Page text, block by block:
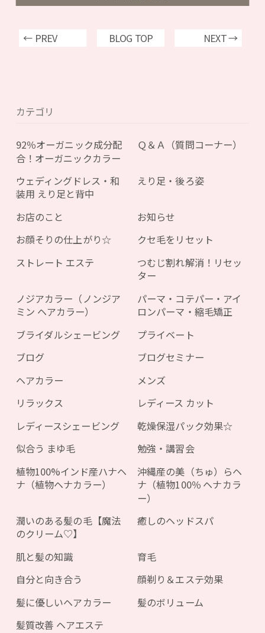
← PREV BLOG TOP NEXT →
カテゴリ
92％オーガニック成分配
合！オーガニックカラー
Ｑ＆Ａ（質問コーナー）
ウェディングドレス・和
装用 えり足と背中
えり足・後ろ姿
お店のこと
お知らせ
お顔そりの仕上がり☆
クセ毛をリセット
ストレート エステ
つむじ割れ解消！リセッ
ター
ノジアカラー（ノンジア
ミン ヘアカラー）
パーマ・コテパー・アイ
ロンパーマ・縮毛矯正
ブライダルシェービング
プライベート
ブログ
ブログセミナー
ヘアカラー
メンズ
リラックス
レディース カット
レディースシェービング
乾燥保湿パック効果☆
似合う まゆ毛
勉強・講習会
植物100%インド産ハナヘ
ナ（植物ヘナカラー）
沖縄産の美（ちゅ）らヘ
ナ（植物100％ ヘナカラ
ー）
潤いのある髪の毛【魔法
のクリーム♡】
癒しのヘッドスパ
肌と髪の知識
育毛
自分と向き合う
顔剃り＆エステ効果
髪に優しいヘアカラー
髪のボリューム
髪質改善 ヘアエステ